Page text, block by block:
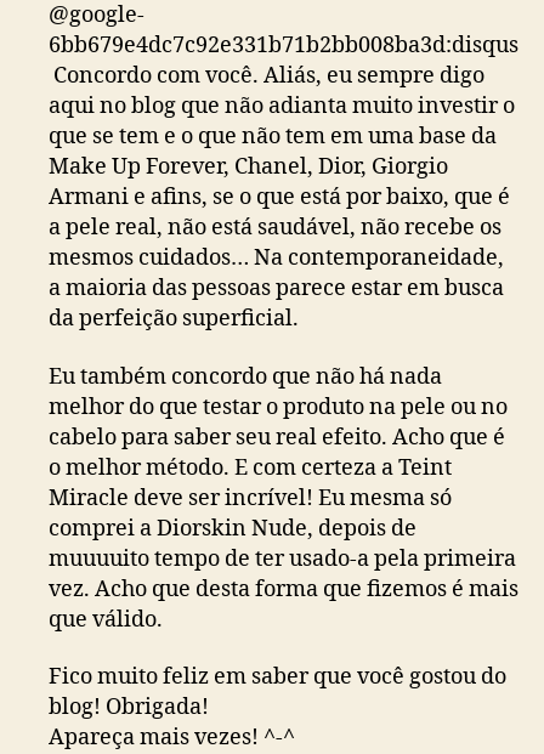
@google-
6bb679e4dc7c92e331b71b2bb008ba3d:disqus
Concordo com você. Aliás, eu sempre digo
aqui no blog que não adianta muito investir o
que se tem e o que não tem em uma base da
Make Up Forever, Chanel, Dior, Giorgio
Armani e afins, se o que está por baixo, que é
a pele real, não está saudável, não recebe os
mesmos cuidados… Na contemporaneidade,
a maioria das pessoas parece estar em busca
da perfeição superficial.
Eu também concordo que não há nada
melhor do que testar o produto na pele ou no
cabelo para saber seu real efeito. Acho que é
o melhor método. E com certeza a Teint
Miracle deve ser incrível! Eu mesma só
comprei a Diorskin Nude, depois de
muuuuito tempo de ter usado-a pela primeira
vez. Acho que desta forma que fizemos é mais
que válido.
Fico muito feliz em saber que você gostou do
blog! Obrigada!
Apareça mais vezes! ^-^